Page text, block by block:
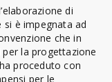
di
è impegnata ad
che in
la progettazione
proceduto con
per le